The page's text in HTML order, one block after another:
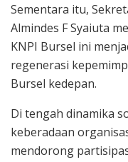
Sementara itu,
Almindes F Syaiuta
KNPI Bursel ini
regenerasi
Bursel kedepan.
Di tengah dinamika
keberadaan
mendorong